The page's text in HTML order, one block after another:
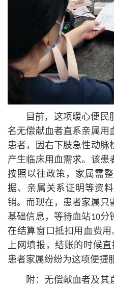
目前，这项暖心便民
名无偿献血者直系亲属用
患者，因右下肢急性动脉
产生临床用血需求。该患
按照以往政策，家属需
据、亲属关系证明等资
销。而现在，患者家属只
基础信息，等待血站10分
在结算窗口抵扣用血费
上网填报，结账的时候
患者家属纷纷为这项便捷
附：无偿献血者及其